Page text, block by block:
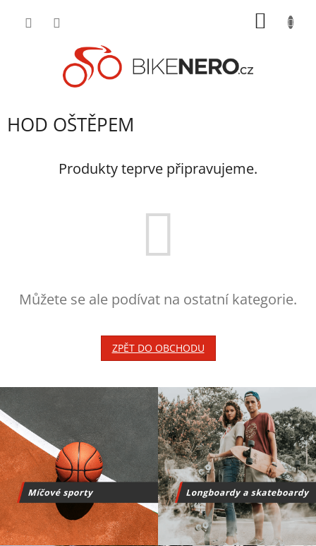
HOD OŠTĚPEM
Produkty teprve připravujeme.
Můžete se ale podívat na ostatní kategorie.
ZPĚT DO OBCHODU